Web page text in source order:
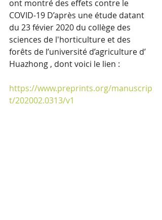
ont montré des effets contre le
COVID-19 D’après une étude datant
du 23 févier 2020 du collège des
sciences de l'horticulture et des
forêts de l’université d’agriculture d’
Huazhong , dont voici le lien :
https://www.preprints.org/manuscrip
t/202002.0313/v1